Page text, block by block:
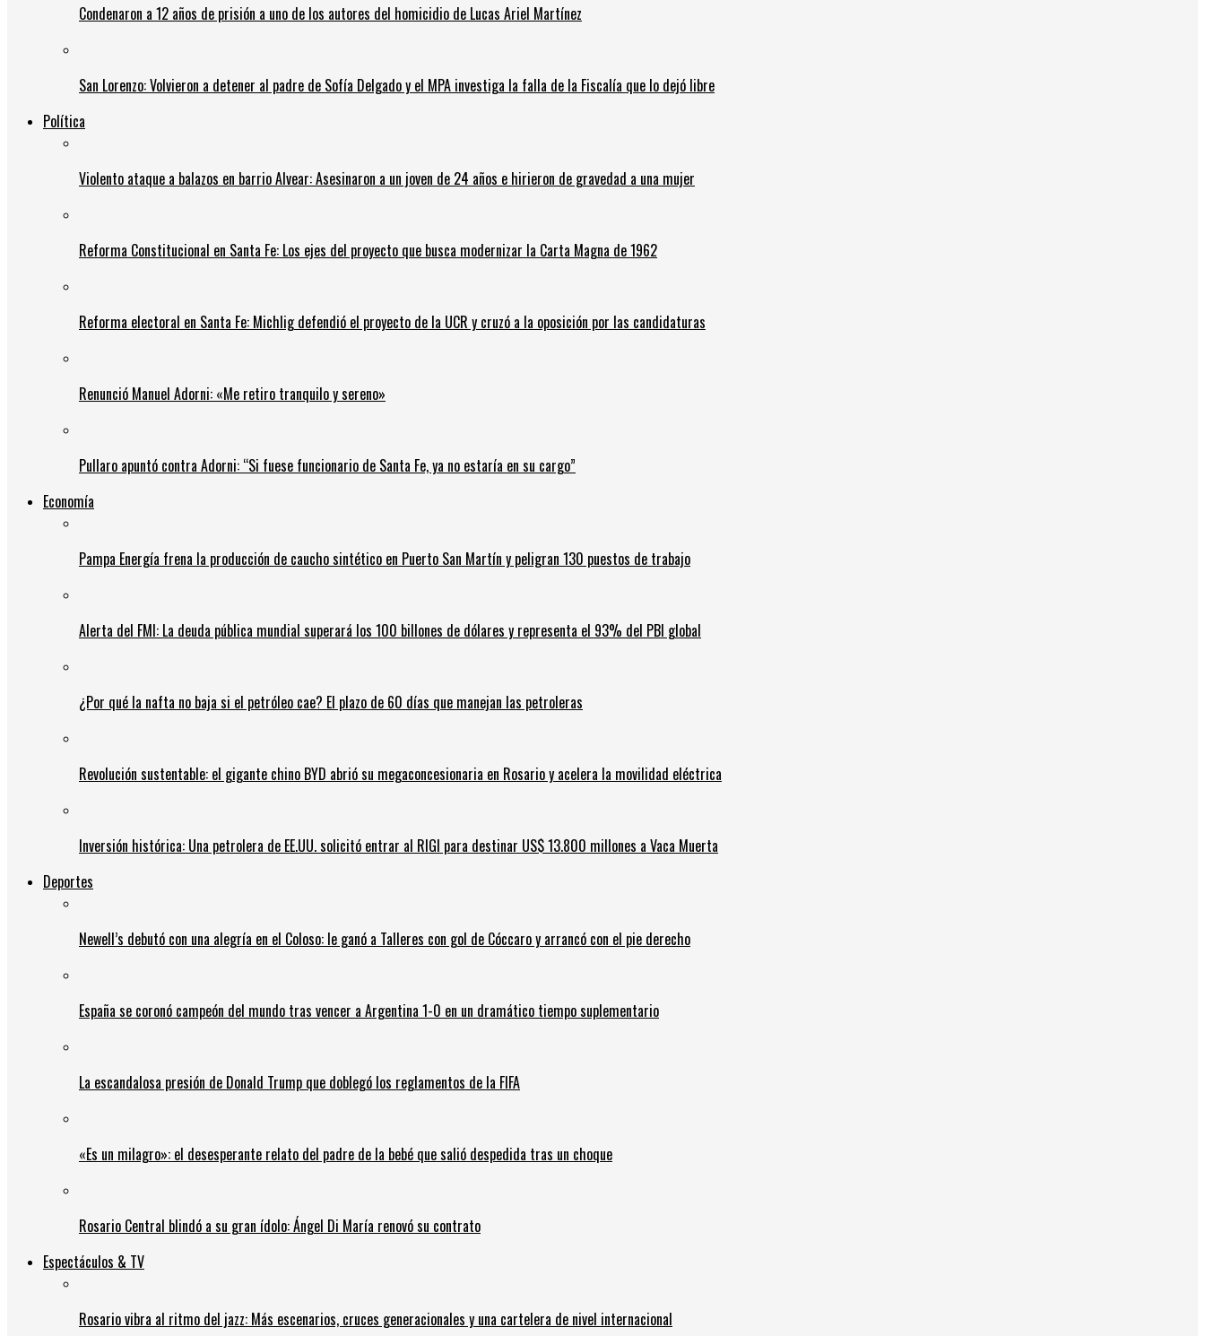
Condenaron a 12 años de prisión a uno de los autores del homicidio de Lucas Ariel Martínez
San Lorenzo: Volvieron a detener al padre de Sofía Delgado y el MPA investiga la falla de la Fiscalía que lo dejó libre
Política
Violento ataque a balazos en barrio Alvear: Asesinaron a un joven de 24 años e hirieron de gravedad a una mujer
Reforma Constitucional en Santa Fe: Los ejes del proyecto que busca modernizar la Carta Magna de 1962
Reforma electoral en Santa Fe: Michlig defendió el proyecto de la UCR y cruzó a la oposición por las candidaturas
Renunció Manuel Adorni: «Me retiro tranquilo y sereno»
Pullaro apuntó contra Adorni: “Si fuese funcionario de Santa Fe, ya no estaría en su cargo”
Economía
Pampa Energía frena la producción de caucho sintético en Puerto San Martín y peligran 130 puestos de trabajo
Alerta del FMI: La deuda pública mundial superará los 100 billones de dólares y representa el 93% del PBI global
¿Por qué la nafta no baja si el petróleo cae? El plazo de 60 días que manejan las petroleras
Revolución sustentable: el gigante chino BYD abrió su megaconcesionaria en Rosario y acelera la movilidad eléctrica
Inversión histórica: Una petrolera de EE.UU. solicitó entrar al RIGI para destinar US$ 13.800 millones a Vaca Muerta
Deportes
Newell’s debutó con una alegría en el Coloso: le ganó a Talleres con gol de Cóccaro y arrancó con el pie derecho
España se coronó campeón del mundo tras vencer a Argentina 1-0 en un dramático tiempo suplementario
La escandalosa presión de Donald Trump que doblegó los reglamentos de la FIFA
«Es un milagro»: el desesperante relato del padre de la bebé que salió despedida tras un choque
Rosario Central blindó a su gran ídolo: Ángel Di María renovó su contrato
Espectáculos & TV
Rosario vibra al ritmo del jazz: Más escenarios, cruces generacionales y una cartelera de nivel internacional